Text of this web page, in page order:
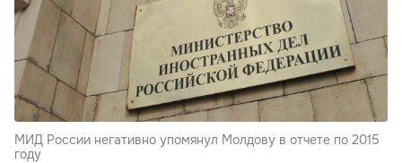
МИД России негативно упомянул Молдову в отчете по 2015
году